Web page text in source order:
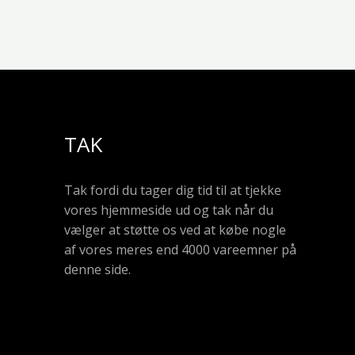
TAK
Tak fordi du tager dig tid til at tjekke
vores hjemmeside ud og tak når du
vælger at støtte os ved at købe nogle
af vores meres end 4000 vareemner på
denne side.